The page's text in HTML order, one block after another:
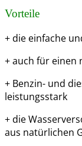
Vorteile
+ die einfache
+ auch für einen
+ Benzin- und
leistungsstark
+ die
aus natürlichen